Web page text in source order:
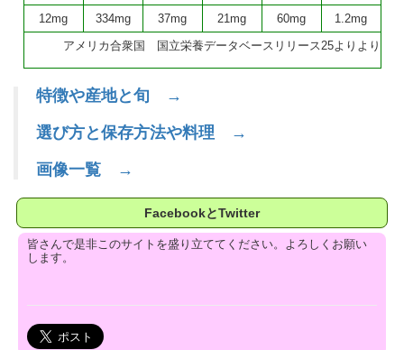
12mg 334mg 37mg 21mg 60mg
1.2mg
アメリカ合衆国 国立栄養データベースリリース25よりより
特徴や産地と旬 →
選び方と保存方法や料理 →
画像一覧 →
FacebookとTwitter
皆さんで是非このサイトを盛り立ててください。よろしくお願い
します。